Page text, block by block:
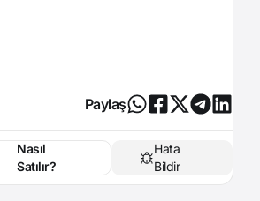
Paylaş
Nasıl
Satılır?
Hata
Bildir